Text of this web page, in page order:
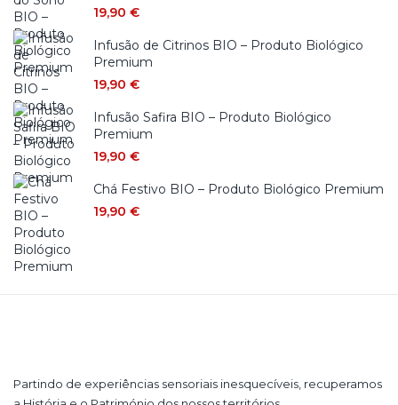
19,90 €
Infusão de Citrinos BIO – Produto Biológico
Premium
19,90 €
Infusão Safira BIO – Produto Biológico
Premium
19,90 €
Chá Festivo BIO – Produto Biológico Premium
19,90 €
Partindo de experiências sensoriais inesquecíveis, recuperamos